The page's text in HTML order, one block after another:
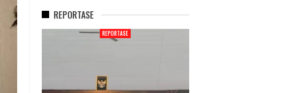
REPORTASE
REPORTASE